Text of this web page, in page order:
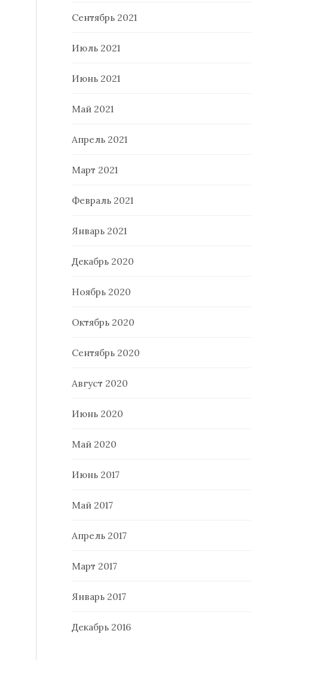
Сентябрь 2021
Июль 2021
Июнь 2021
Май 2021
Апрель 2021
Март 2021
Февраль 2021
Январь 2021
Декабрь 2020
Ноябрь 2020
Октябрь 2020
Сентябрь 2020
Август 2020
Июнь 2020
Май 2020
Июнь 2017
Май 2017
Апрель 2017
Март 2017
Январь 2017
Декабрь 2016